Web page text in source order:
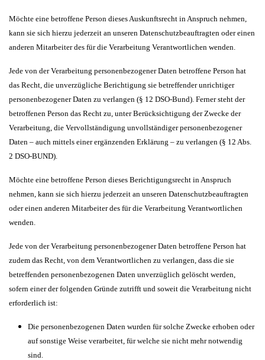
Möchte eine betroffene Person dieses Auskunftsrecht in Anspruch nehmen,
kann sie sich hierzu jederzeit an unseren Datenschutzbeauftragten oder einen
anderen Mitarbeiter des für die Verarbeitung Verantwortlichen wenden.
Jede von der Verarbeitung personenbezogener Daten betroffene Person hat
das Recht, die unverzügliche Berichtigung sie betreffender unrichtiger
personenbezogener Daten zu verlangen (§ 12 DSO-Bund). Ferner steht der
betroffenen Person das Recht zu, unter Berücksichtigung der Zwecke der
Verarbeitung, die Vervollständigung unvollständiger personenbezogener
Daten – auch mittels einer ergänzenden Erklärung – zu verlangen (§ 12 Abs.
2 DSO-BUND).
Möchte eine betroffene Person dieses Berichtigungsrecht in Anspruch
nehmen, kann sie sich hierzu jederzeit an unseren Datenschutzbeauftragten
oder einen anderen Mitarbeiter des für die Verarbeitung Verantwortlichen
wenden.
Jede von der Verarbeitung personenbezogener Daten betroffene Person hat
zudem das Recht, von dem Verantwortlichen zu verlangen, dass die sie
betreffenden personenbezogenen Daten unverzüglich gelöscht werden,
sofern einer der folgenden Gründe zutrifft und soweit die Verarbeitung nicht
erforderlich ist:
Die personenbezogenen Daten wurden für solche Zwecke erhoben oder
auf sonstige Weise verarbeitet, für welche sie nicht mehr notwendig
sind.